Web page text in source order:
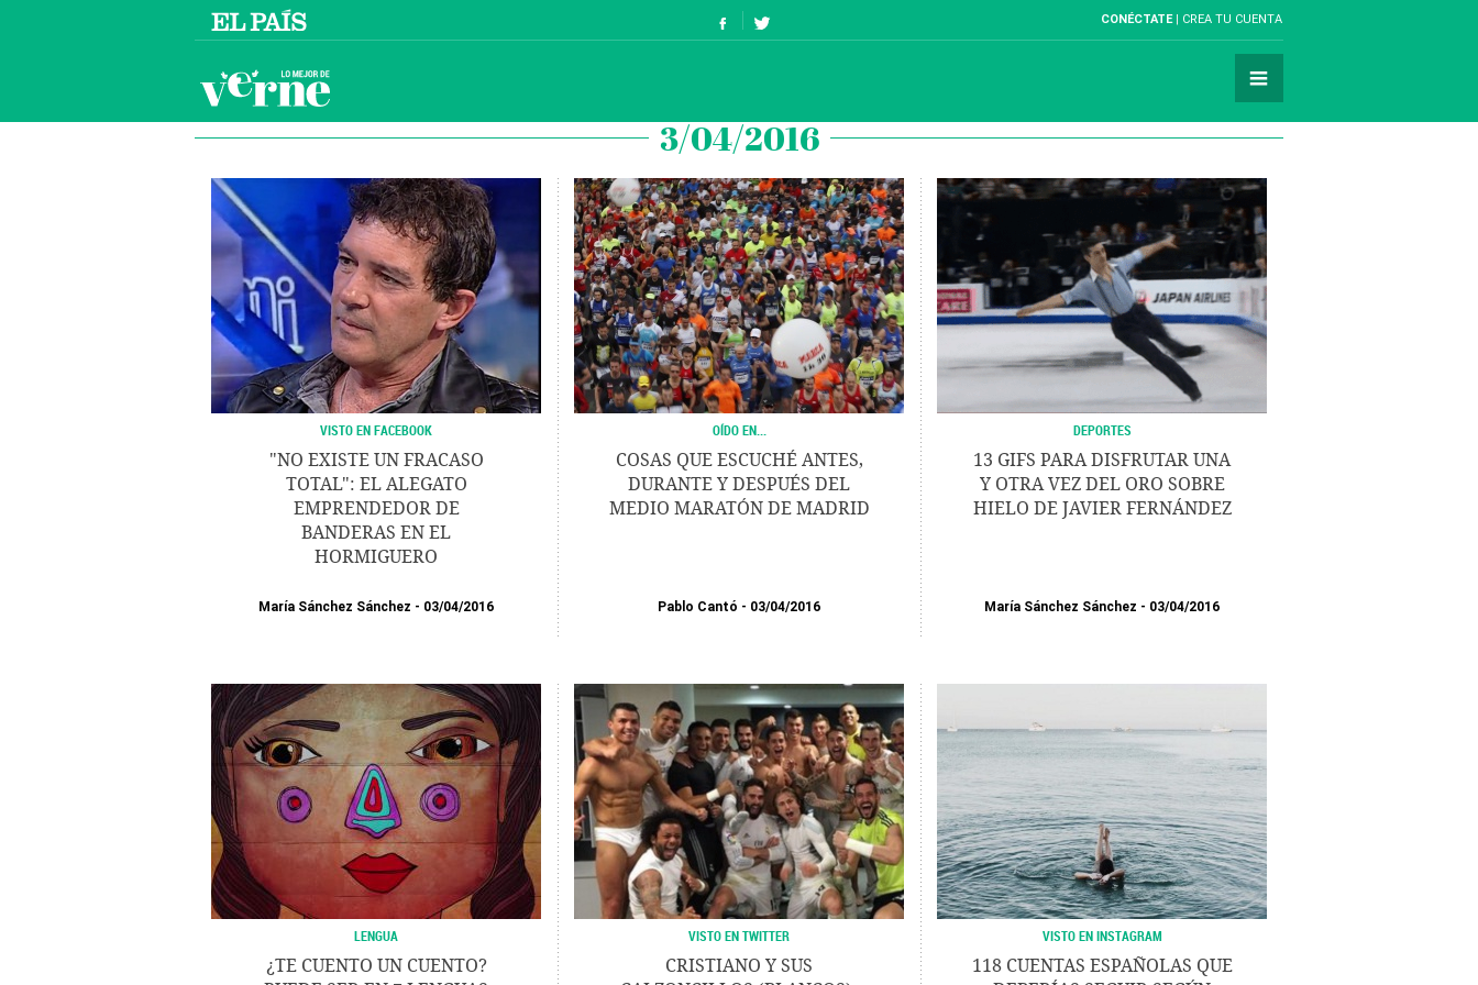
CONÉCTATE CREA TU CUENTA
3/04/2016
VISTO EN FACEBOOK
"NO EXISTE UN FRACASO
TOTAL": EL ALEGATO
EMPRENDEDOR DE
BANDERAS EN EL
HORMIGUERO
María Sánchez Sánchez 03/04/2016
OÍDO EN...
COSAS QUE ESCUCHÉ ANTES,
DURANTE Y DESPUÉS DEL
MEDIO MARATÓN DE MADRID
Pablo Cantó 03/04/2016
DEPORTES
13 GIFS PARA DISFRUTAR UNA
Y OTRA VEZ DEL ORO SOBRE
HIELO DE JAVIER FERNÁNDEZ
María Sánchez Sánchez 03/04/2016
LENGUA
¿TE CUENTO UN CUENTO?
VISTO EN TWITTER
CRISTIANO Y SUS
VISTO EN INSTAGRAM
118 CUENTAS ESPAÑOLAS QUE